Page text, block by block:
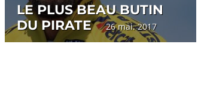
LE PLUS BEAU BUTIN
DU PIRATE
26 mai. 2017